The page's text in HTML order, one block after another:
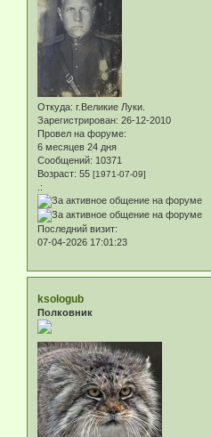
Откуда: г.Великие Луки.
Зарегистрирован: 26-12-2010
Провел на форуме:
6 месяцев 24 дня
Сообщений: 10371
Возраст: 55 [1971-07-09]
.:
Последний визит:
07-04-2026 17:01:23
ksologub
Полковник